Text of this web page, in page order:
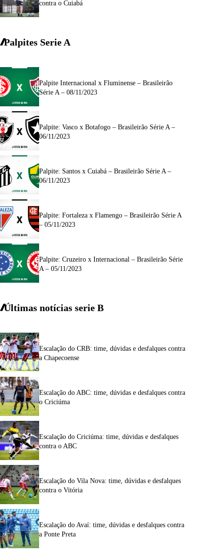
contra o Cuiabá
Palpites Serie A
Palpite Internacional x Fluminense – Brasileirão
Série A – 08/11/2023
Palpite: Vasco x Botafogo – Brasileirão Série A –
06/11/2023
Palpite: Santos x Cuiabá – Brasileirão Série A –
06/11/2023
Palpite: Fortaleza x Flamengo – Brasileirão Série A
– 05/11/2023
Palpite: Cruzeiro x Internacional – Brasileirão Série
A – 05/11/2023
Últimas notícias serie B
Escalação do CRB: time, dúvidas e desfalques contra
a Chapecoense
Escalação do ABC: time, dúvidas e desfalques contra
o Criciúma
Escalação do Criciúma: time, dúvidas e desfalques
contra o ABC
Escalação do Vila Nova: time, dúvidas e desfalques
contra o Vitória
Escalação do Avaí: time, dúvidas e desfalques contra
a Ponte Preta